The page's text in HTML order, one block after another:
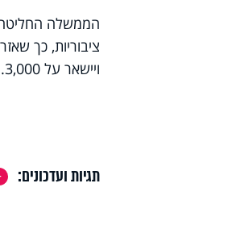
הממשלה החליטה
ציבוריות, כך
ויישאר על 3,000. השבים לארץ יחויבו בביצוע בדיקת קורונה בשדה התעופה.
תגיות ועדכונים: